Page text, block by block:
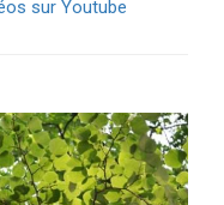
sur Youtube